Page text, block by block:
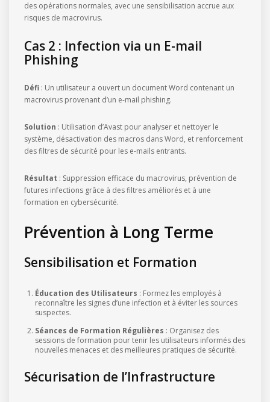
des opérations normales, avec une sensibilisation accrue aux
risques de macrovirus.
Cas 2 : Infection via un E-mail
Phishing
Défi : Un utilisateur a ouvert un document Word contenant un
macrovirus provenant d’un e-mail phishing.
Solution : Utilisation d’Avast pour analyser et nettoyer le
système, désactivation des macros dans Word, et renforcement
des filtres de sécurité pour les e-mails entrants.
Résultat : Suppression efficace du macrovirus, prévention de
futures infections grâce à des filtres améliorés et à une
formation en cybersécurité.
Prévention à Long Terme
Sensibilisation et Formation
Éducation des Utilisateurs : Formez les employés à
reconnaître les signes d’une infection et à éviter les sources
suspectes.
Séances de Formation Régulières : Organisez des
sessions de formation pour tenir les utilisateurs informés des
nouvelles menaces et des meilleures pratiques de sécurité.
Sécurisation de l’Infrastructure